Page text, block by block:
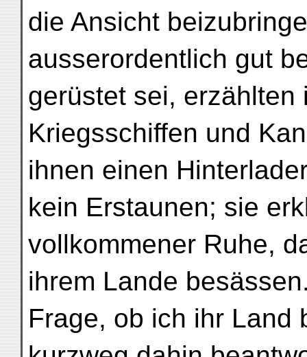
die Ansicht
ausserordentlich gut
gerüstet sei, erzählten
Kriegsschiffen und
ihnen einen
kein Erstaunen; sie
vollkommener Ruhe,
ihrem Lande
Frage, ob ich ihr Land